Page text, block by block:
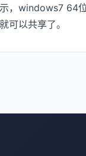
，windows7 64
可以共享了。